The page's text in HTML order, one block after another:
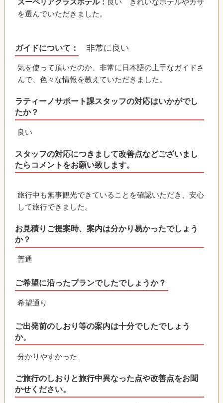
を選んでいただきました。
ガイドについて： 非常に良い
気を使って頂いたのか、非常に日本語の上手なガイドさ
んで、色々な情報を教えていただきました。
ラティーノサポート課スタッフの対応はいかがでし
たか？
良い
スタッフの対応につきまして改善点などございまし
たらコメントをお願い致します。
旅行中も無事観光できていることを確認いただき、安心
して旅行できました。
お見積りご提案時、案内は分かり易かったでしょう
か？
普通
ご希望に沿ったプランでしたでしょうか？
希望通り
ご出発前のしおり等の案内は十分でしたでしょう
か。
分かりやすかった
ご旅行のしおりと旅行中異なった点や改善点をお聞
かせください。